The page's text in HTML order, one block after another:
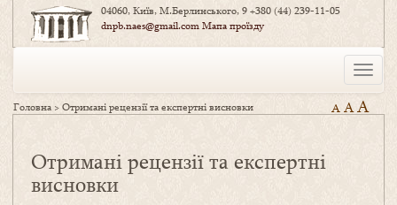
04060, Київ, М.Берлинського, 9+380 (44) 239-11-05
dnpb.naes@gmail.comМапа проїзду
Toggle
Головна >Отримані рецензії та експертні висновки A AA
Отримані рецензії та експертні
висновки